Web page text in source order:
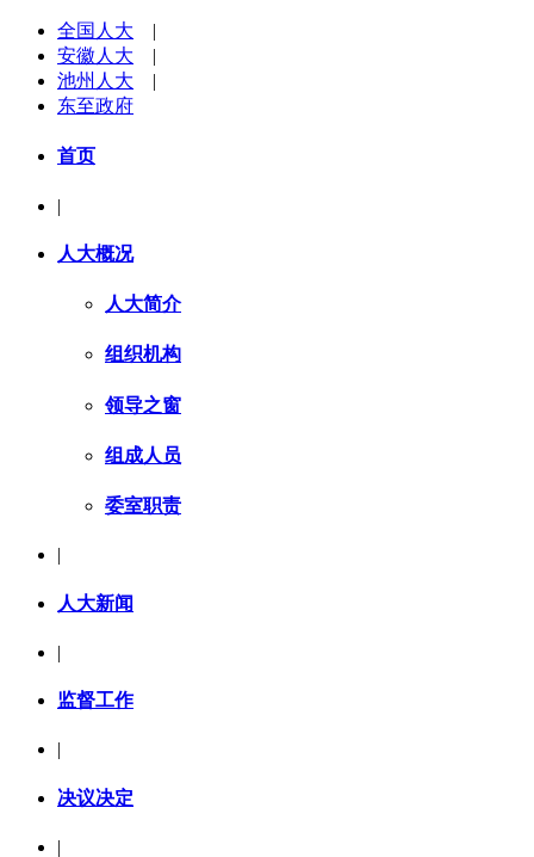
全国人大 |
安徽人大 |
池州人大 |
东至政府
首页
|
人大概况
人大简介
组织机构
领导之窗
组成人员
委室职责
|
人大新闻
|
监督工作
决议决定
|